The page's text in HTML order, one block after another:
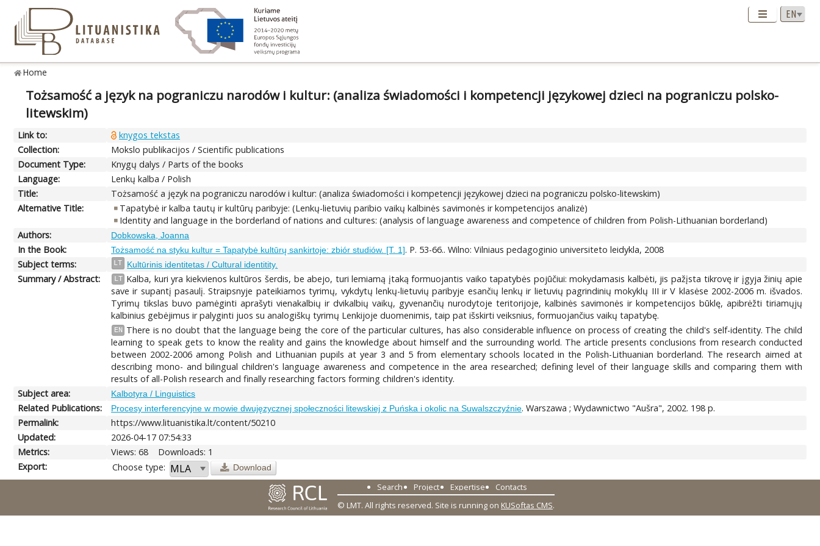
Home
Tożsamość a język na pograniczu narodów i kultur: (analiza świadomości i kompetencji językowej dzieci na pograniczu polsko-
litewskim)
Link to:
knygos tekstas
Collection:
Mokslo publikacijos / Scientific publications
Document Type:
Knygų dalys / Parts of the books
Language:
Lenkų kalba / Polish
Title:
Tożsamość a język na pograniczu narodów i kultur: (analiza świadomości i kompetencji językowej dzieci na pograniczu polsko-litewskim)
Alternative Title:
Tapatybė ir kalba tautų ir kultūrų paribyje: (Lenkų-lietuvių paribio vaikų kalbinės savimonės ir kompetencijos analizė)
Identity and language in the borderland of nations and cultures: (analysis of language awareness and competence of children from Polish-Lithuanian borderland)
Authors:
Dobkowska, Joanna
In the Book: Tożsamość na styku kultur = Tapatybė kultūrų sankirtoje: zbiór studiów. [T. 1]. P. 53-66.. Wilno: Vilniaus pedagoginio universiteto leidykla, 2008
Subject terms:
LT Kultūrinis identitetas / Cultural identitity.
Summary / Abstract: LT Kalba, kuri yra kiekvienos kultūros šerdis, be abejo, turi lemiamą įtaką formuojantis vaiko tapatybės pojūčiui: mokydamasis kalbėti, jis pažįsta tikrovę ir įgyja žinių apie
save ir supantį pasaulį. Straipsnyje pateikiamos tyrimų, vykdytų lenkų-lietuvių paribyje esančių lenkų ir lietuvių pagrindinių mokyklų III ir V klasėse 2002-2006 m. išvados.
Tyrimų tikslas buvo pamėginti aprašyti vienakalbių ir dvikalbių vaikų, gyvenančių nurodytoje teritorijoje, kalbinės savimonės ir kompetencijos būklę, apibrėžti tiriamųjų
kalbinius gebėjimus ir palyginti juos su analogiškų tyrimų Lenkijoje duomenimis, taip pat išskirti veiksnius, formuojančius vaikų tapatybę.
EN
There is no doubt that the language being the core of the particular cultures, has also considerable influence on process of creating the child's self-identity. The child
learning to speak gets to know the reality and gains the knowledge about himself and the surrounding world. The article presents conclusions from research conducted
between 2002-2006 among Polish and Lithuanian pupils at year 3 and 5 from elementary schools located in the Polish-Lithuanian borderland. The research aimed at
describing mono- and bilingual children's language awareness and competence in the area researched; defining level of their language skills and comparing them with
results of all-Polish research and finally researching factors forming children's identity.
Subject area:
Kalbotyra / Linguistics
Related Publications: Procesy interferencyjne w mowie dwujęzycznej społeczności litewskiej z Puńska i okolic na Suwalszczyźnie. Warszawa ; Wydawnictwo "Aušra", 2002. 198 p.
Permalink:
https://www.lituanistika.lt/content/50210
Updated:
2026-04-17 07:54:33
Metrics:
Views: 68
Downloads: 1
Export:
Choose type: Download
Search Project Expertise
Contacts
© LMT. All rights reserved. Site is running on KUSoftas CMS.